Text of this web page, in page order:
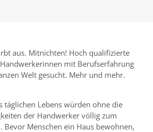
aus. Mitnichten! Hoch qualifizierte
mit Berufserfahrung
Welt gesucht. Mehr und mehr.
täglichen Lebens würden ohne die
der Handwerker völlig zum
Bevor Menschen ein Haus bewohnen,